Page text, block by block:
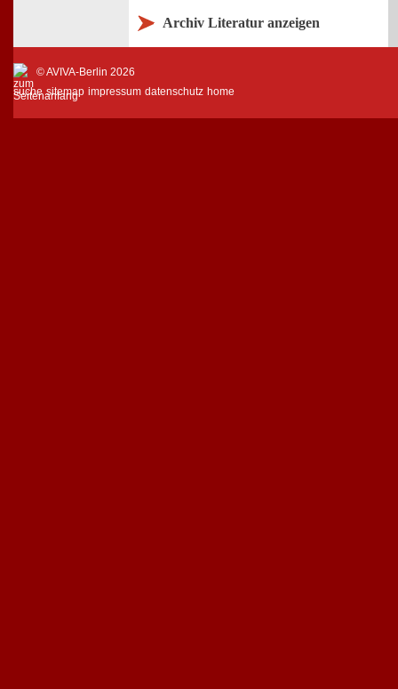
Archiv Literatur anzeigen
© AVIVA-Berlin 2026
suche sitemap impressum datenschutz home